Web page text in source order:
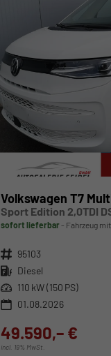
Volkswagen T7
Sport Edition 2,0TDI
sofort lieferbar Fahrzeug
Fahrzeugnr. 95103
Kraftstoff Diesel
Leistung 110 kW (150 PS)
01.08.2026
49.590,– €
incl. 19% MwSt.